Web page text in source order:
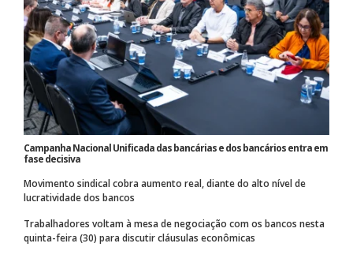
Campanha Nacional Unificada das bancárias e dos bancários entra em
fase decisiva
Movimento sindical cobra aumento real, diante do alto nível de
lucratividade dos bancos
Trabalhadores voltam à mesa de negociação com os bancos nesta
quinta-feira (30) para discutir cláusulas econômicas